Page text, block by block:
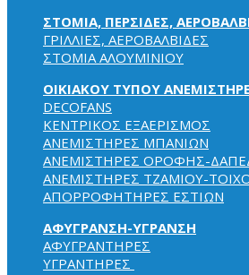
ΣΤΟΜΙΑ, ΠΕΡΣΙΔΕΣ,
ΓΡΙΛΛΙΕΣ, ΑΕΡΟΒΑΛΒΙΔΕΣ
ΣΤΟΜΙΑ ΑΛΟΥΜΙΝΙΟΥ
ΟΙΚΙΑΚΟΥ ΤΥΠΟΥ
DECOFANS
KENTPIKOΣ EΞAEPIΣMOΣ
ΑΝΕΜΙΣΤΗΡΕΣ ΜΠΑΝΙΩΝ
ΑΝΕΜΙΣΤΗΡΕΣ ΟΡΟΦΗΣ-
ΑΝΕΜΙΣΤΗΡΕΣ ΤΖΑΜΙΟΥ-
ΑΠΟΡΡΟΦΗΤΗΡΕΣ ΕΣΤΙΩΝ
ΑΦΥΓΡΑΝΣΗ-ΥΓΡΑΝΣΗ
ΑΦΥΓΡΑΝΤΗΡΕΣ
ΥΓΡΑΝΤΗΡΕΣ